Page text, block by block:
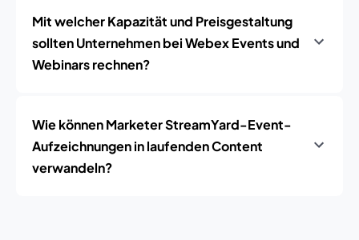
Mit welcher Kapazität und Preisgestaltung
sollten Unternehmen bei Webex Events und
Webinars rechnen?
Wie können Marketer StreamYard-Event-
Aufzeichnungen in laufenden Content
verwandeln?